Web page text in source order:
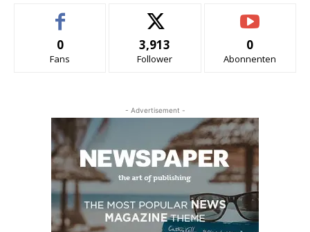
0
Fans
3,913
Follower
0
Abonnenten
- Advertisement -